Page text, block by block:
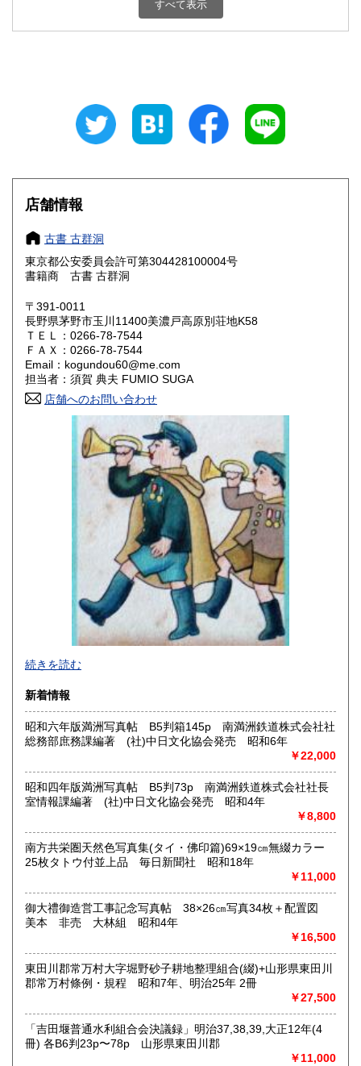
430円 富山県
静岡県
430円 三重県
滋賀県 430円 京都府 430円
大阪府
奈良県
鳥取県
岡山県 430円 広島県
山口県 430円
香川県
430円 福岡県
430円 長崎県
430円 大分県
430円 鹿児島県
430円
すべて表示
店舗情報
古書 古群洞
東京都公安委員会許可第304428100004号
書籍商 古書 古群洞
〒391-0011
長野県茅野市玉川11400美濃戸高原別荘地K58
ＴＥＬ：0266-78-7544
ＦＡＸ：0266-78-7544
Email：kogundou60@me.com
担当者：須賀 典夫 FUMIO SUGA
店舗へのお問い合わせ
2026年で創業45年目になります。
沿線名：(無店舗)
最寄駅：(無店舗)
営業時間：10:00〜18:00
書籍の買取について
取り扱い分野
古典籍、近代文献、趣味、サブカルチャー、古書一般（その
和本・開拓/植民資料・戦時資料・文学一般・詩歌句集・児童
書 ・児童資料・芸能/サブカル・広告資料・ポスター・版画/
刷り物 ・絵葉書・双六・地図/鳥瞰図
続きを読む
新着情報
昭和六年版満洲写真帖 B5判箱145p 南満洲鉄道株式会社社
総務部庶務課編著 (社)中日文化協会発売 昭和6年
￥22,000
昭和四年版満洲写真帖 B5判73p 南満洲鉄道株式会社社長
室情報課編著 (社)中日文化協会発売 昭和4年
￥8,800
南方共栄圏天然色写真集(タイ・佛印篇)69×19㎝無綴カラー
25枚タトウ付並上品 毎日新聞社 昭和18年
￥11,000
御大禮御造営工事記念写真帖 38×26㎝写真34枚＋配置図
美本 非売 大林組 昭和4年
￥16,500
東田川郡常万村大字堀野砂子耕地整理組合(綴)+山形県東田川
郡常万村條例・規程 昭和7年、明治25年 2冊
￥27,500
「吉田堰普通水利組合会決議録」明治37,38,39,大正12年(4
冊) 各B6判23p〜78p 山形県東田川郡
￥11,000